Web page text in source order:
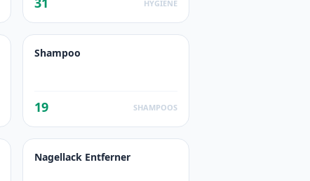
HYGIENE
Shampoo
19 SHAMPOOS
Nagellack Entferner